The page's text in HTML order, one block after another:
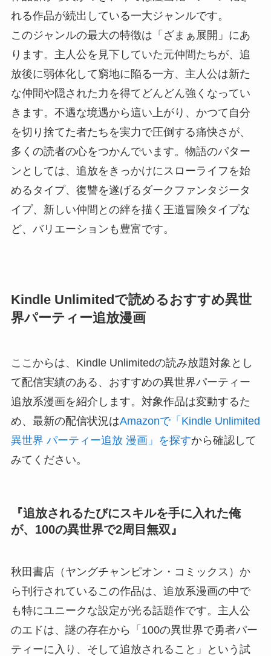
れる作品が続出している一大ジャンルです。
このジャンルの最大の特徴は「ざまぁ展開」にあ
ります。主人公を見下していた元仲間たちが、追
放後に弱体化して窮地に陥る一方、主人公は新た
な仲間や隠された力を得てどんどん強くなってい
きます。不遇な境遇から這い上がり、かつて自分
を切り捨てた者たちを実力で圧倒する痛快さが、
多くの読者の心をつかんでいます。物語のパター
ンとしては、追放をきっかけにスローライフを始
めるタイプ、復讐を遂げるダークファンタジータ
イプ、新しい仲間との絆を描く王道冒険タイプな
ど、バリエーションも豊富です。
Kindle Unlimitedで読めるおすすめ異世
界パーティー追放漫画
ここからは、Kindle Unlimitedの読み放題対象とし
て配信実績のある、おすすめの異世界パーティー
追放系漫画を紹介します。対象作品は変動するた
め、最新の配信状況はAmazonで「Kindle Unlimited
異世界 パーティー追放 漫画」を探すから確認して
みてください。
『追放されるたびにスキルを手に入れた俺
が、100の異世界で2周目無双』
秋田書店（ヤングチャンピオン・コミックス）か
ら刊行されているこの作品は、追放系漫画の中で
も特にユニークな設定が光る話題作です。主人公
のエドは、謎の存在から「100の異世界で勇者パー
ティーに入り、そして追放されること」という試